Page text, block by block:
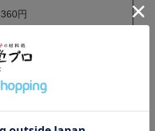
360円
。同梱可能な商品はま
以上で送料無料！
は小さな荷物をポスト投